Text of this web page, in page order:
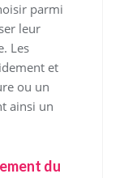
parmi
leur
Les
et
ou un
ainsi un
du